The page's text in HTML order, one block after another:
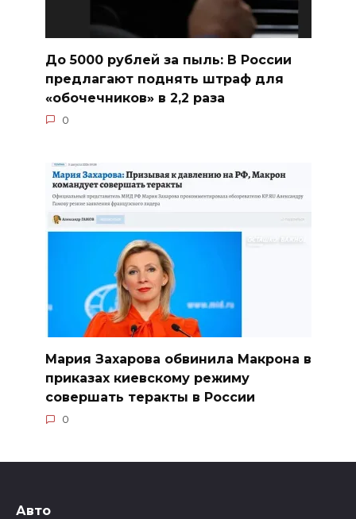
До 5000 рублей за пыль: В России
предлагают поднять штраф для
«обочечников» в 2,2 раза
0
Мария Захарова обвинила Макрона в
приказах киевскому режиму
совершать теракты в России
0
Авто